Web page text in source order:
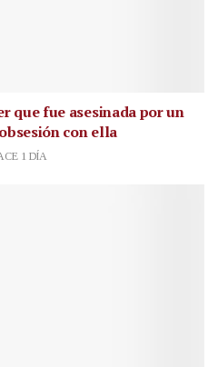
que fue asesinada por un
con ella
1 DÍA